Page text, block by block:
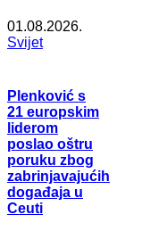
01.08.2026.
Svijet
Plenković s
21 europskim
liderom
poslao oštru
poruku zbog
zabrinjavajućih
događaja u
Ceuti